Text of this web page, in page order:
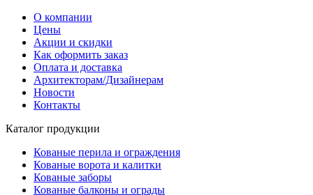
О компании
Цены
Акции и скидки
Как оформить заказ
Оплата и доставка
Архитекторам/Дизайнерам
Новости
Контакты
Каталог продукции
Кованые перила и ограждения
Кованые ворота и калитки
Кованые заборы
Кованые балконы и ограды